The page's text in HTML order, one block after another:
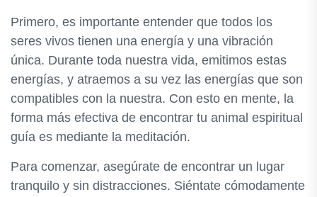
Primero, es importante entender que todos los
seres vivos tienen una energía y una vibración
única. Durante toda nuestra vida, emitimos estas
energías, y atraemos a su vez las energías que son
compatibles con la nuestra. Con esto en mente, la
forma más efectiva de encontrar tu animal espiritual
guía es mediante la meditación.
Para comenzar, asegúrate de encontrar un lugar
tranquilo y sin distracciones. Siéntate cómodamente